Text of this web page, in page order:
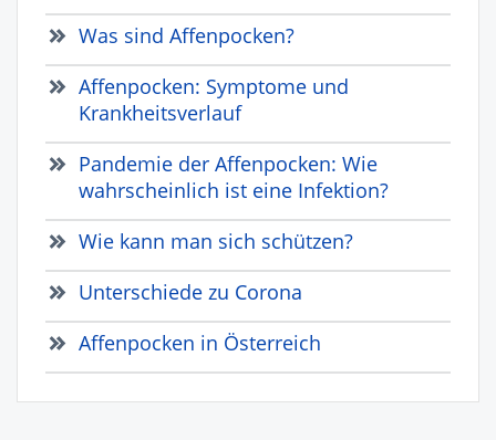
Was sind Affenpocken?
Affenpocken: Symptome und
Krankheitsverlauf
Pandemie der Affenpocken: Wie
wahrscheinlich ist eine Infektion?
Wie kann man sich schützen?
Unterschiede zu Corona
Affenpocken in Österreich